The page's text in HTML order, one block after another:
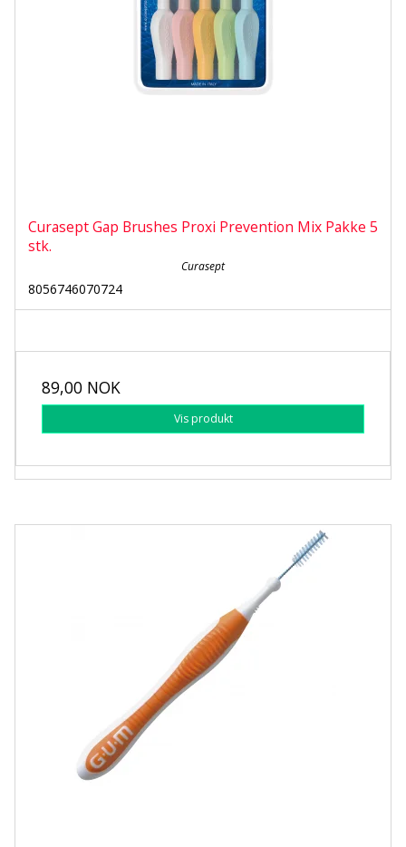
Curasept Gap Brushes Proxi Prevention Mix Pakke 5
stk.
Curasept
8056746070724
89,00 NOK
Vis produkt